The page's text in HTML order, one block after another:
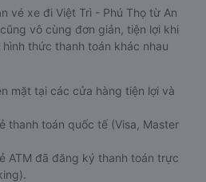
vé xe đi Việt Trì - Phú Thọ từ An
vô cùng đơn giản, tiện lợi khi
thức thanh toán khác nhau
mặt tại các cửa hàng tiện lợi và
thanh toán quốc tế (Visa, Master
ATM đã đăng ký thanh toán trực